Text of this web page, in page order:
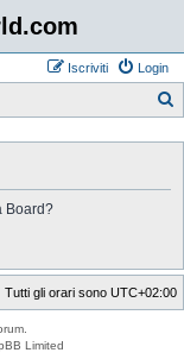
Login
Iscriviti
Board?
Tutti gli orari sono UTC+02:00
Limited